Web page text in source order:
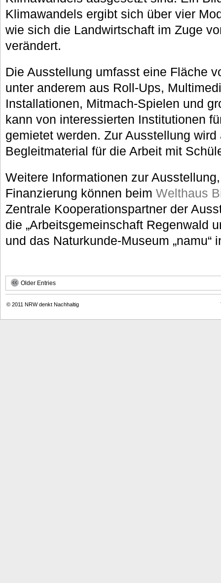
Klimawandels ergibt sich über vier
wie sich die Landwirtschaft im Zuge
verändert.
Die Ausstellung umfasst eine Fläche
unter anderem aus Roll-Ups,
Installationen, Mitmach-Spielen und
kann von interessierten Institutionen
gemietet werden. Zur Ausstellung
Begleitmaterial für die Arbeit mit
Weitere Informationen zur
Finanzierung können beim Welthaus
Zentrale Kooperationspartner der
die „Arbeitsgemeinschaft Regenwald
und das Naturkunde-Museum „namu“
Older Entries
© 2011 NRW denkt Nachhaltig